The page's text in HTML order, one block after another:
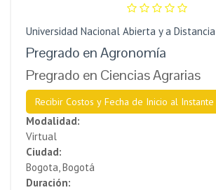
Universidad Nacional Abierta y a Distancia
Pregrado en Agronomía
Pregrado en Ciencias Agrarias
Recibir Costos y Fecha de Inicio al Instante
Modalidad:
Virtual
Ciudad:
Bogota, Bogotá
Duración: